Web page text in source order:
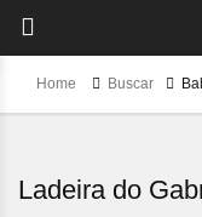
Home Buscar
Ladeira do